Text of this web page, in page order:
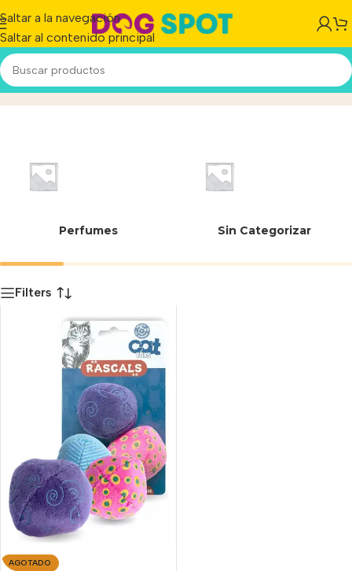
Saltar a la navegación
Saltar al contenido principal
Rascals JUG74039Inicio/Producto
Perfumes Sin Categorizar
Filters
AGOTADO